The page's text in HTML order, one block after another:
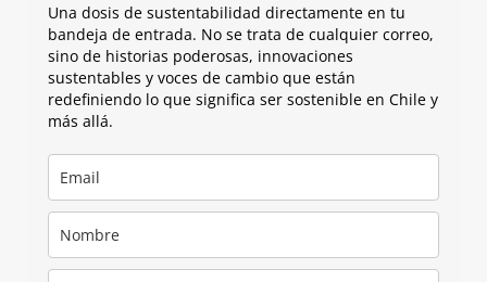
Una dosis de sustentabilidad directamente en tu
bandeja de entrada. No se trata de cualquier correo,
sino de historias poderosas, innovaciones
sustentables y voces de cambio que están
redefiniendo lo que significa ser sostenible en Chile y
más allá.